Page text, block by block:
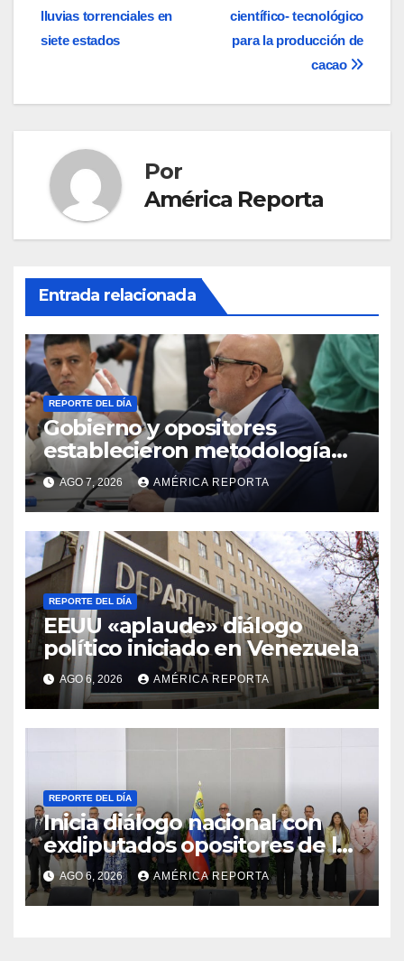
de
entradas
científico- tecnológico
para la producción de
cacao
lluvias torrenciales en
siete estados
Por
América Reporta
Entrada relacionada
REPORTE DEL DÍA
Gobierno y opositores
establecieron metodología
para el proceso de diálogo en
Venezuela
AGO 7, 2026 AMÉRICA REPORTA
REPORTE DEL DÍA
EEUU «aplaude» diálogo
político iniciado en Venezuela
AGO 6, 2026 AMÉRICA REPORTA
REPORTE DEL DÍA
Inicia diálogo nacional con
exdiputados opositores de la
AN de 2015
AGO 6, 2026 AMÉRICA REPORTA